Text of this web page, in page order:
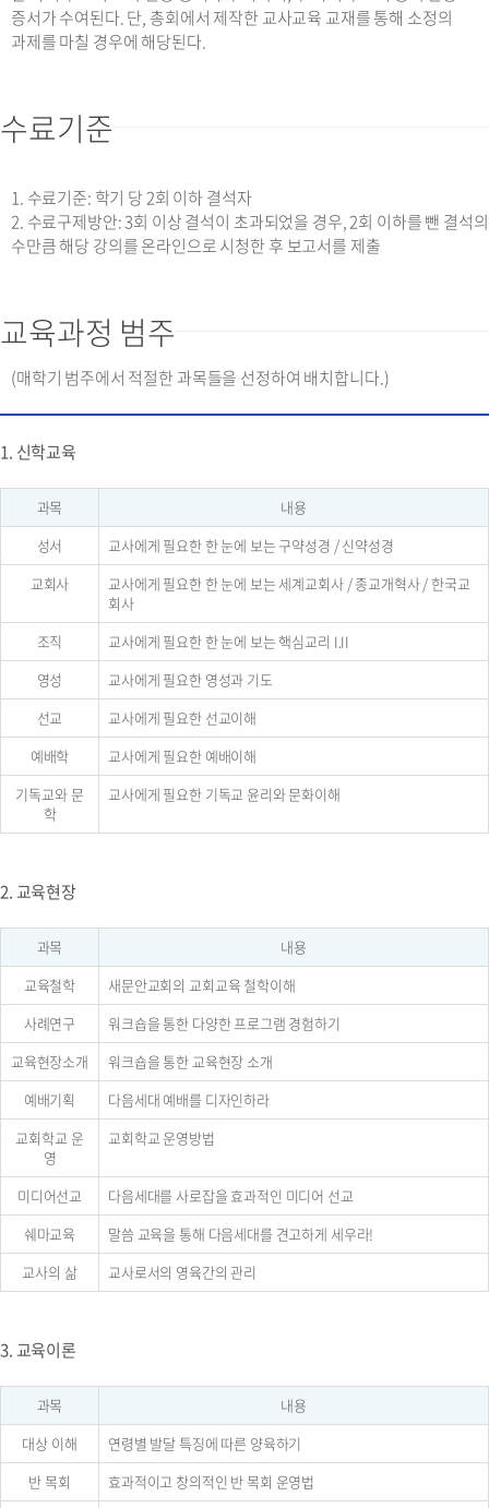
증서가 수여된다. 단, 총회에서 제작한 교사교육 교재를 통해 소정의
과제를 마칠 경우에 해당된다.
수료기준
1. 수료기준: 학기 당 2회 이하 결석자
2. 수료구제방안: 3회 이상 결석이 초과되었을 경우, 2회 이하를 뺀 결석의
수만큼 해당 강의를 온라인으로 시청한 후 보고서를 제출
교육과정 범주
(매학기 범주에서 적절한 과목들을 선정하여 배치합니다.)
1. 신학교육
과목
내용
성서
교사에게 필요한 한 눈에 보는 구약성경 / 신약성경
교회사
교사에게 필요한 한 눈에 보는 세계교회사 / 종교개혁사 / 한국교
회사
조직
교사에게 필요한 한 눈에 보는 핵심교리 I.II
영성
교사에게 필요한 영성과 기도
선교
교사에게 필요한 선교이해
예배학
교사에게 필요한 예배이해
기독교와 문
학
교사에게 필요한 기독교 윤리와 문화이해
2. 교육현장
과목
내용
교육철학
새문안교회의 교회교육 철학이해
사례연구
워크숍을 통한 다양한 프로그램 경험하기
교육현장소개
워크숍을 통한 교육현장 소개
예배기획
다음세대 예배를 디자인하라
교회학교 운
영
교회학교 운영방법
미디어선교
다음세대를 사로잡을 효과적인 미디어 선교
쉐마교육
말씀 교육을 통해 다음세대를 견고하게 세우라!
교사의 삶
교사로서의 영육간의 관리
3. 교육이론
과목
내용
대상 이해
연령별 발달 특징에 따른 양육하기
반 목회
효과적이고 창의적인 반 목회 운영법